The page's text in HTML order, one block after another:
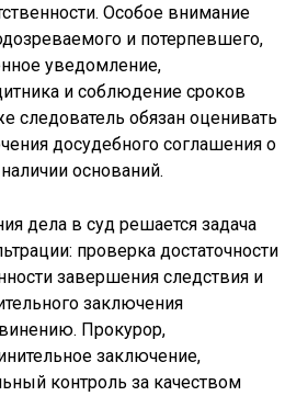
Особое внимание
и потерпевшего,
уведомление,
и соблюдение сроков
следователь обязан оценивать
досудебного соглашения о
оснований.
дела в суд решается задача
проверка достаточности
завершения следствия и
заключения
Прокурор,
заключение,
контроль за качеством